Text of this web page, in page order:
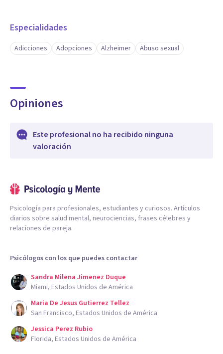
Especialidades
Adicciones Adopciones Alzheimer Abuso sexual
Opiniones
Este profesional no ha recibido ninguna
valoración
Psicología para profesionales, estudiantes y curiosos. Artículos
diarios sobre salud mental, neurociencias, frases célebres y
relaciones de pareja.
Psicólogos con los que puedes contactar
Sandra Milena Jimenez Duque
Miami, Estados Unidos de América
Maria De Jesus Gutierrez Tellez
San Francisco, Estados Unidos de América
Jessica Perez Rubio
Florida, Estados Unidos de América